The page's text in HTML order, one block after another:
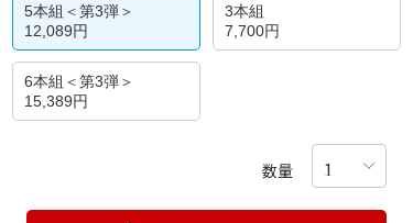
5本組＜第3弾＞
12,089円
3本組
7,700円
6本組＜第3弾＞
15,389円
数量